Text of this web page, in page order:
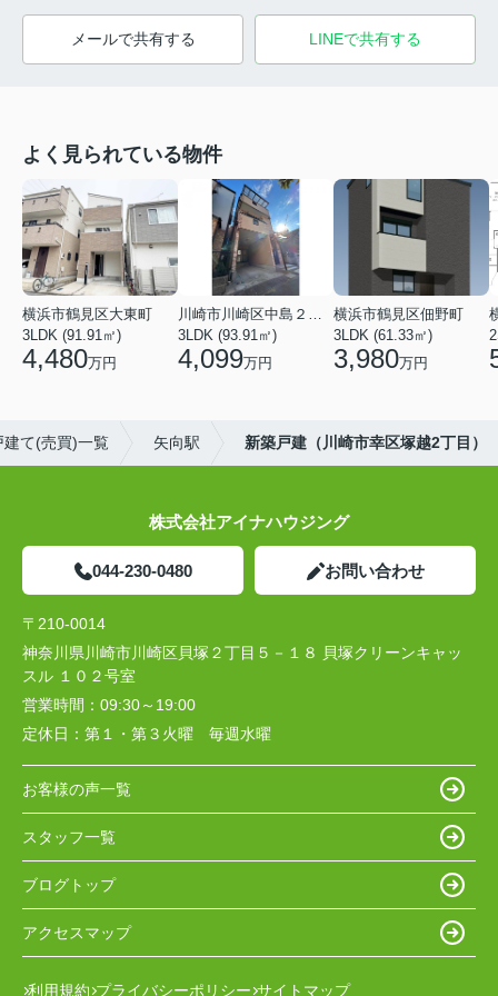
メールで共有する LINEで共有する
よく見られている物件
横浜市鶴見区大東町
3LDK (91.91㎡)
4,480万円
川崎市川崎区中島２丁目
3LDK (93.91㎡)
4,099万円
横浜市鶴見区佃野町
3LDK (61.33㎡)
3,980万円
て(売買)一覧 矢向駅 新築戸建（川崎市幸区塚越2丁目）
株式会社アイナハウジング
044-230-0480 お問い合わせ
〒210-0014
神奈川県川崎市川崎区貝塚２丁目５－１８ 貝塚クリーンキャッ
スル １０２号室
営業時間： 09:30～19:00
定休日： 第１・第３火曜 毎週水曜
お客様の声一覧
スタッフ一覧
ブログトップ
アクセスマップ
利用規約 プライバシーポリシー サイトマップ